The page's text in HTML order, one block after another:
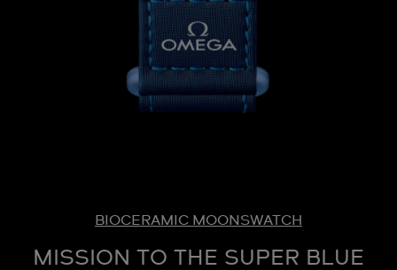
BIOCERAMIC MOONSWATCH
MISSION TO THE SUPER BLUE